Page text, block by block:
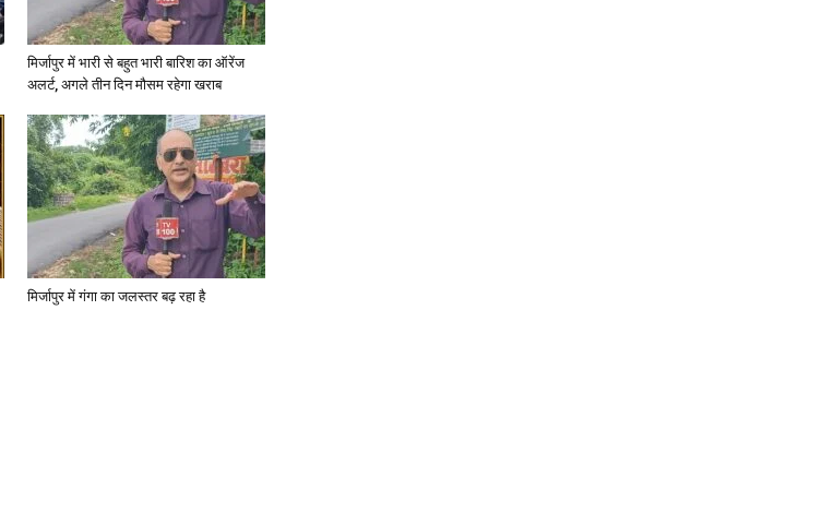
मिर्जापुर में भारी से बहुत भारी बारिश का ऑरेंज
अलर्ट, अगले तीन दिन मौसम रहेगा खराब
मिर्जापुर में गंगा का जलस्तर बढ़ रहा है